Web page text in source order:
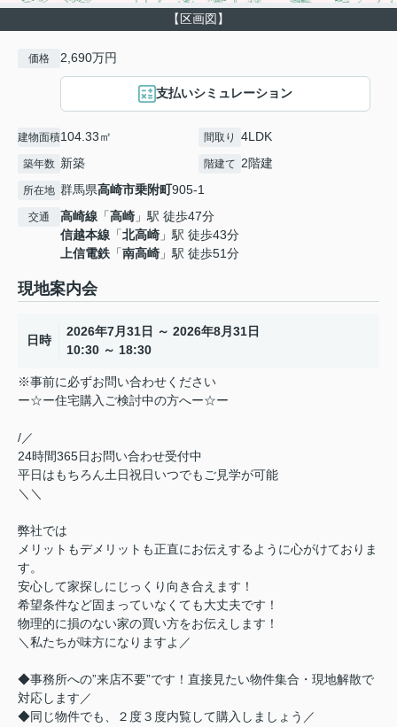
【区画図】
価格 2,690万円
支払いシミュレーション
建物面積104.33㎡ 間取り 4LDK
築年数 新築 階建て 2階建
所在地 群馬県高崎市乗附町905-1
交通 高崎線 「高崎 」駅 徒歩47分
信越本線 「北高崎 」駅 徒歩43分
上信電鉄 「南高崎 」駅 徒歩51分
現地案内会
日時
2026年7月31日 ～ 2026年8月31日
10:30 ～ 18:30
※事前に必ずお問い合わせください
ー☆ー住宅購入ご検討中の方へー☆ー
/／
24時間365日お問い合わせ受付中
平日はもちろん土日祝日いつでもご見学が可能
＼＼
弊社では
メリットもデメリットも正直にお伝えするように心がけておりま
す。
安心して家探しにじっくり向き合えます！
希望条件など固まっていなくても大丈夫です！
物理的に損のない家の買い方をお伝えします！
＼私たちが味方になりますよ／
◆事務所への”来店不要”です！直接見たい物件集合・現地解散で
対応します／
◆同じ物件でも、２度３度内覧して購入しましょう／